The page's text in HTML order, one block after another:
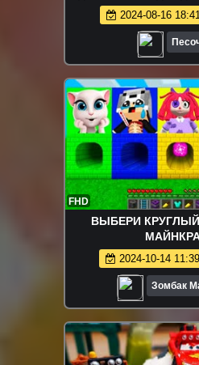
машинки и
2024-08-16 18:41
FHD
ВЫБЕРИ
2024-10-14 11:39
Зомбак